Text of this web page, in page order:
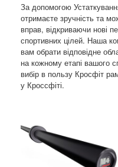
За допомогою
отримаєте зручність та
вправ, відкриваючи нові
спортивних цілей. Наша
вам обрати відповідне
на кожному етапі вашого
вибір в пользу Кросфіт
у Кроссфіті.